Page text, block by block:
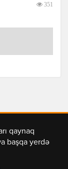
351
qaynaq
başqa yerdə